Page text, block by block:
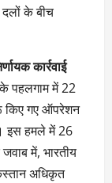
के बीच
कार्रवाई
पहलगाम में 22
गए ऑपरेशन
इस हमले में 26
में, भारतीय
अधिकृत